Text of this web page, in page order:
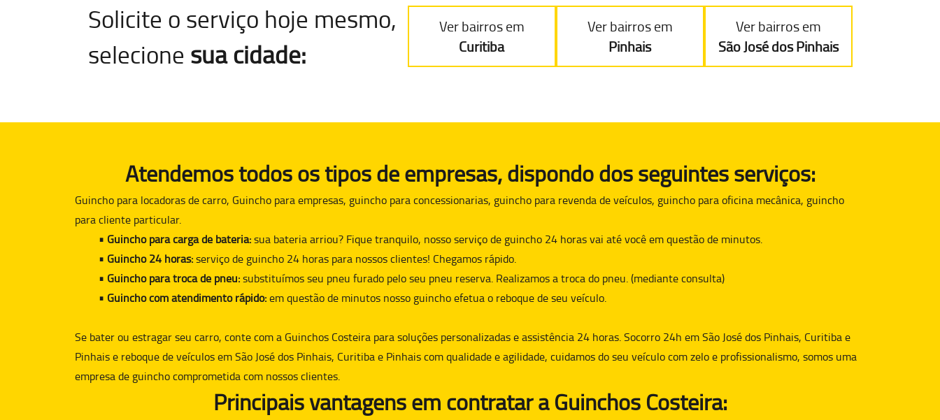
Solicite o serviço hoje mesmo,
selecione sua cidade:
Ver bairros em
Curitiba
Ver bairros em
Pinhais
Ver bairros em
São José dos Pinhais
Atendemos todos os tipos de empresas, dispondo dos seguintes serviços:
Guincho para locadoras de carro, Guincho para empresas, guincho para concessionarias, guincho para revenda de veículos, guincho para oficina mecânica, guincho
para cliente particular.
• Guincho para carga de bateria:sua bateria arriou? Fique tranquilo, nosso serviço de guincho 24 horas vai até você em questão de minutos.
• Guincho 24 horas:serviço de guincho 24 horas para nossos clientes! Chegamos rápido.
• Guincho para troca de pneu:substituímos seu pneu furado pelo seu pneu reserva. Realizamos a troca do pneu. (mediante consulta)
• Guincho com atendimento rápido:em questão de minutos nosso guincho efetua o reboque de seu veículo.
Se bater ou estragar seu carro, conte com a Guinchos Costeira para soluções personalizadas e assistência 24 horas. Socorro 24h em São José dos Pinhais, Curitiba e
Pinhais e reboque de veículos em São José dos Pinhais, Curitiba e Pinhais com qualidade e agilidade, cuidamos do seu veículo com zelo e profissionalismo, somos uma
empresa de guincho comprometida com nossos clientes.
Principais vantagens em contratar a Guinchos Costeira: